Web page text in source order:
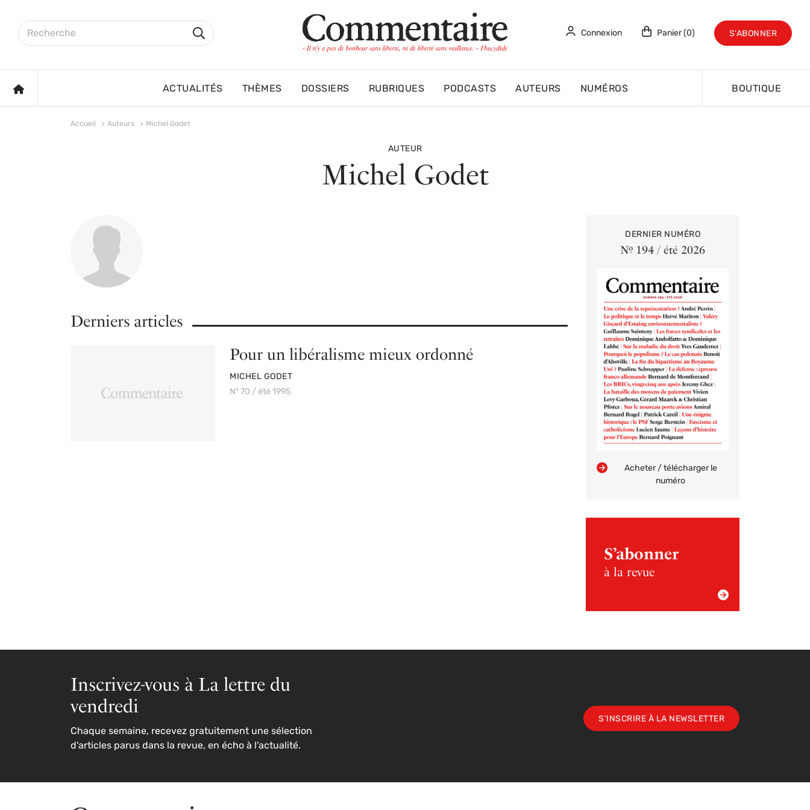
Rechercher sur le site
Rechercher
Connexion Panier (0) S'ABONNER
ACCUEIL ACTUALITÉS THÈMES DOSSIERS RUBRIQUES PODCASTS AUTEURS NUMÉROS BOUTIQUE
Accueil Auteurs Michel Godet
AUTEUR
Michel Godet
Derniers articles
Pour un libéralisme mieux ordonné
PAR
MICHEL GODET
Nº 70 / été 1995
DERNIER NUMÉRO
Nº 194 / été 2026
Acheter / télécharger le
numéro
S’abonner
à la revue
Inscrivez-vous à La lettre du
vendredi
Chaque semaine, recevez gratuitement une sélection
d'articles parus dans la revue, en écho à l'actualité.
S'INSCRIRE À LA NEWSLETTER